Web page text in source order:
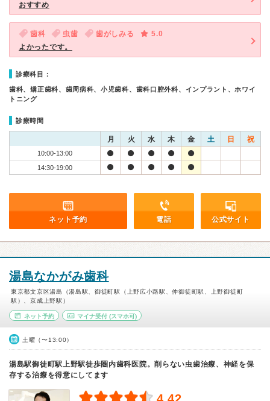
おすすめ
歯科 虫歯 歯がしみる
5.0
よかったです。
診療科目：
歯科、矯正歯科、歯周病科、小児歯科、歯科口腔外科、インプラント、ホワイ
トニング
診療時間
月 火 水 木 金 土 日 祝
10:00-13:00
14:30-19:00
ネット予約 電話 公式サイト
湯島なかがみ歯科
東京都文京区湯島（湯島駅、御徒町駅（上野広小路駅、仲御徒町駅、上野御徒町
駅）、京成上野駅）
ネット予約 マイナ受付(スマホ可)
土曜（〜13:00）
湯島駅御徒町駅上野駅徒歩圏内歯科医院。削らない虫歯治療、神経を保
存する治療を得意にしてます